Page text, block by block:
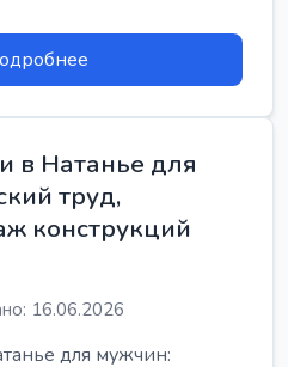
в Натанье для
труд,
конструкций
16.06.2026
для мужчин: